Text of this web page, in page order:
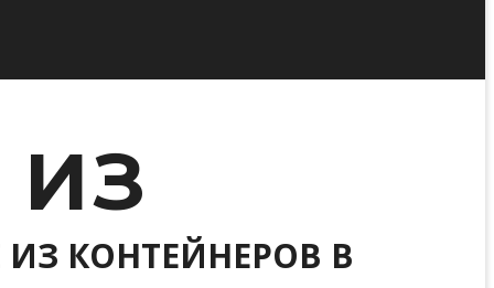
КОНТЕЙНЕРОВ В